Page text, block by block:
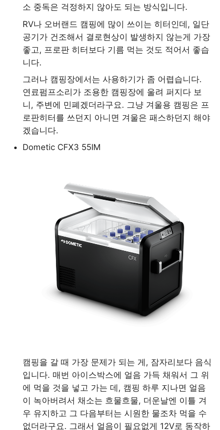
소 중독은 걱정하지 않아도 되는 방식입니다.
RV나 오버랜드 캠핑에 많이 쓰이는 히터인데, 일단
공기가 건조해서 결로현상이 발생하지 않는게 가장
좋고, 프로판 히터보다 기름 먹는 것도 적어서 좋습
니다.
그러나 캠핑장에서는 사용하기가 좀 어렵습니다.
연료펌프소리가 조용한 캠핑장에 울려 퍼지다 보
니, 주변에 민폐겠더라구요. 그냥 겨울용 캠핑은 프
로판히터를 쓰던지 아니면 겨울은 패스하던지 해야
겠습니다.
Dometic CFX3 55IM
캠핑을 갈 때 가장 문제가 되는 게, 잠자리보다 음식
입니다. 매번 아이스박스에 얼음 가득 채워서 그 위
에 먹을 것을 넣고 가는 데, 캠핑 하루 지나면 얼음
이 녹아버려서 채소는 흐물흐물, 더운날엔 이틀 겨
우 유지하고 그 다음부터는 시원한 물조차 먹을 수
없더라구요. 그래서 얼음이 필요없게 12V로 동작하